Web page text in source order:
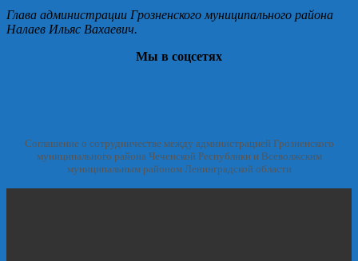
Глава администрации Грозненского муниципального района
Налаев Ильяс Вахаевич.
Мы в соцсетях
Соглашение о сотрудничестве между администрацией Грозненского
муниципального района Чеченской Республики и Всеволжским
муниципальным районом Ленинградской области